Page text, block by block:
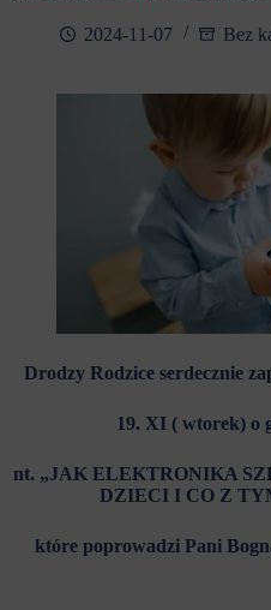
2024-11-07 Bez
Drodzy Rodzice serdecznie
19. XI ( wtorek) o
nt. „JAK ELEKTRONIKA
DZIECI I CO Z
które poprowadzi Pani